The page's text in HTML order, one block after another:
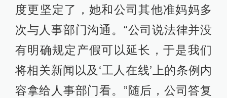
度更坚定了，她和公司其他准妈妈多
次与人事部门沟通。“公司说法律并没
有明确规定产假可以延长，于是我们
将相关新闻以及‘工人在线’上的条例内
容拿给人事部门看。”随后，公司答复